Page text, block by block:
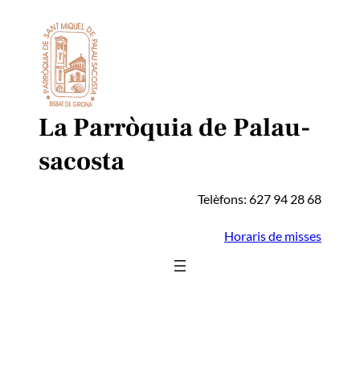
contingut
La Parròquia de Palau-
sacosta
Telèfons: 627 94 28 68
Horaris de misses